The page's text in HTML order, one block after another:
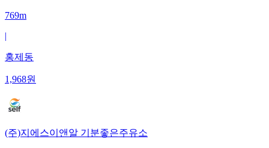
769m
|
홍제동
1,968원
(주)지에스이앤알 기분좋은주유소